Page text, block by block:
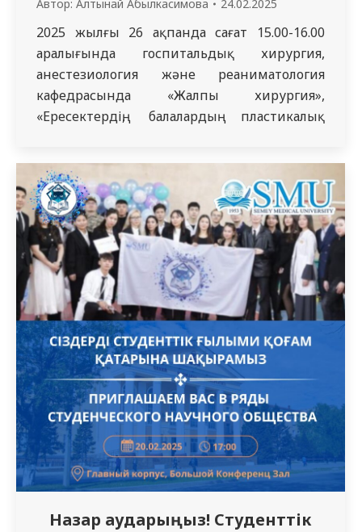
Автор: Алтынай Абылкасимова 24.02.2025
2025 жылғы 26 ақпанда сағат 15.00-16.00
аралығында госпитальдық хирургия,
анестезиология және реаниматология
кафедрасында «Жалпы хирургия»,
«Ересектердің, балалардың пластикалық
реаниматологиясы» мамандықтары
бойынша интернатура түлектері үшін ашық
есік күні өтеді.
Назар аударыңыз! Студенттік